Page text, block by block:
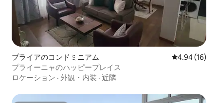
プライアのコンドミニアム レビュー16
4.94 (16)
プライーニャのハッピープレイス
ロケーション · 外観・内装 · 近隣